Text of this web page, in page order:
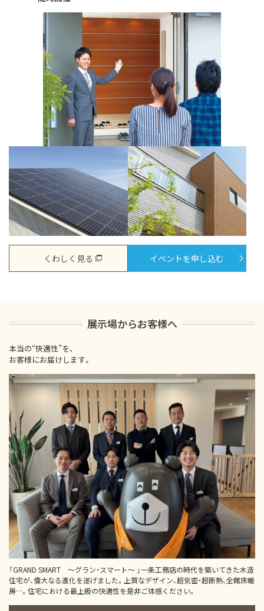
くわしく見る イベントを申し込む
展示場からお客様へ
本当の“快適性”を、
お客様にお届けします。
「GRAND SMART ～グラン・スマート～ 」一条工務店の時代を築いてきた木造
住宅が、偉大なる進化を遂げました。上質なデザイン、超気密・超断熱、全館床暖
房…。住宅における最上級の快適性を是非ご体感ください。